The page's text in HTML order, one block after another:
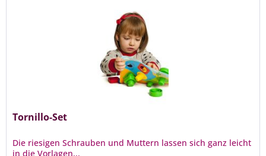
Tornillo-Set
Die riesigen Schrauben und Muttern lassen sich ganz leicht
in die Vorlagen...